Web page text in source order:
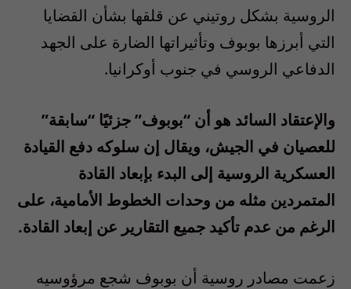
الروسية بشكل روتيني عن قلقها بشأن القضايا
التي أبرزها بوبوف وتأثيراتها الضارة على الجهد
الدفاعي الروسي في جنوب أوكرانيا.
والإعتقاد السائد هو أن “بوبوف” جزئيًا “سابقة”
للعصيان في الجيش، ويقال إن سلوكه دفع القيادة
العسكرية الروسية إلى البدء بإبعاد القادة
المتمردين مثله من وحدات الخطوط الأمامية، على
الرغم من عدم تأكيد جميع التقارير عن إبعاد القادة.
زعمت مصادر روسية أن بوبوف شجع مرؤوسيه